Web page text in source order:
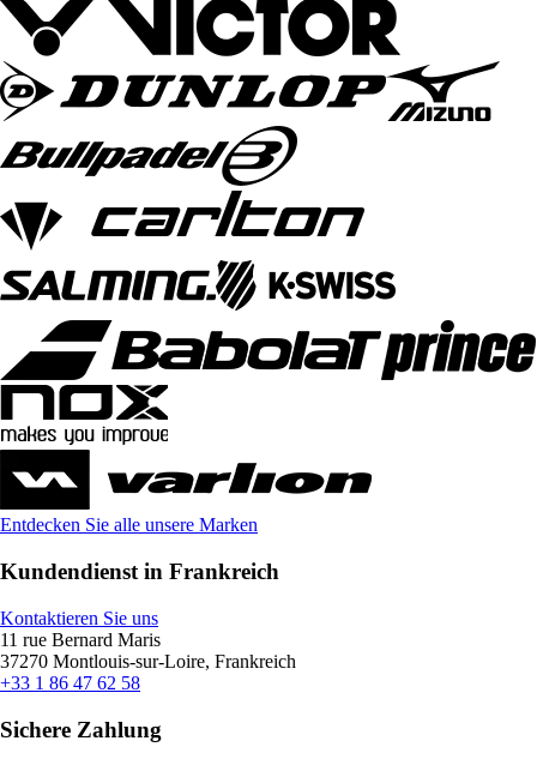
Entdecken Sie alle unsere Marken
Kundendienst in Frankreich
Kontaktieren Sie uns
11 rue Bernard Maris
37270 Montlouis-sur-Loire, Frankreich
+33 1 86 47 62 58
Sichere Zahlung